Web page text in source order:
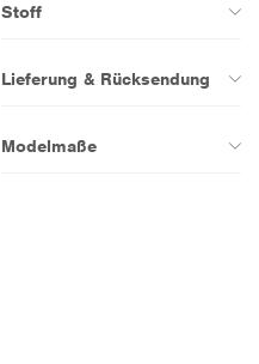
Stoff
Lieferung & Rücksendung
Modelmaße